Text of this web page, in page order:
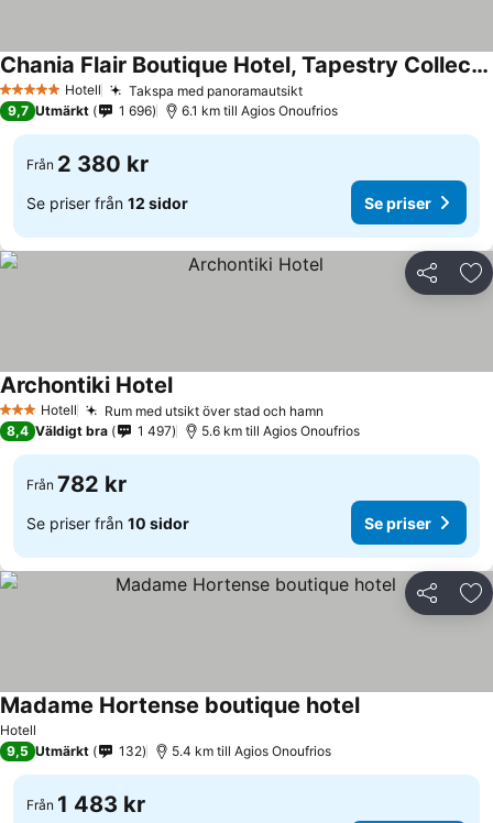
5 Stjärnor Hotell Takspa med panoramautsikt
Chania Flair Boutique Hotel, Tapestry Collection by Hilton
9,7 Utmärkt 1 696 6.1 km till Agios Onoufrios
Från 2 380 kr
Se priser från 12 sidor Se priser
Dela
3 StjärnorHotell Rum med utsikt över stad och hamn
Archontiki Hotel
8,4 Väldigt bra 1 497 5.6 km till Agios Onoufrios
Från 782 kr
Se priser från 10 sidor Se priser
Dela
Hotell
Madame Hortense boutique hotel
9,5 Utmärkt 132 5.4 km till Agios Onoufrios
Från 1 483 kr